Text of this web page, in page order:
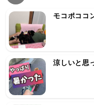
モコポココ
涼しいと思